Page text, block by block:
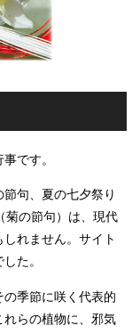
です。
句、夏の七夕祭り
菊の節句）は、現代
れません。サイト
た。
季節に咲く代表的
らの植物に、邪気